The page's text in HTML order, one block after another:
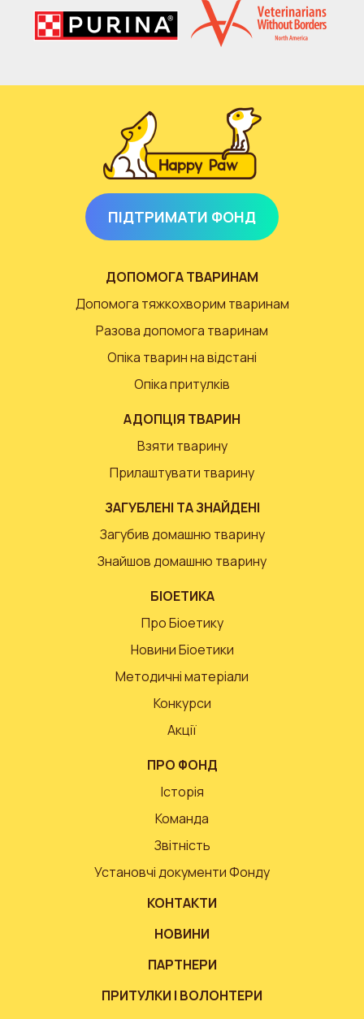
ПІДТРИМАТИ ФОНД
ДОПОМОГА ТВАРИНАМ
Допомога тяжкохворим тваринам
Разова допомога тваринам
Опіка тварин на відстані
Опіка притулків
АДОПЦІЯ ТВАРИН
Взяти тварину
Прилаштувати тварину
ЗАГУБЛЕНІ ТА ЗНАЙДЕНІ
Загубив домашню тварину
Знайшов домашню тварину
БІОЕТИКА
Про Біоетику
Новини Біоетики
Методичні матеріали
Конкурси
Акції
ПРО ФОНД
Історія
Команда
Звітність
Установчі документи Фонду
КОНТАКТИ
НОВИНИ
ПАРТНЕРИ
ПРИТУЛКИ І ВОЛОНТЕРИ